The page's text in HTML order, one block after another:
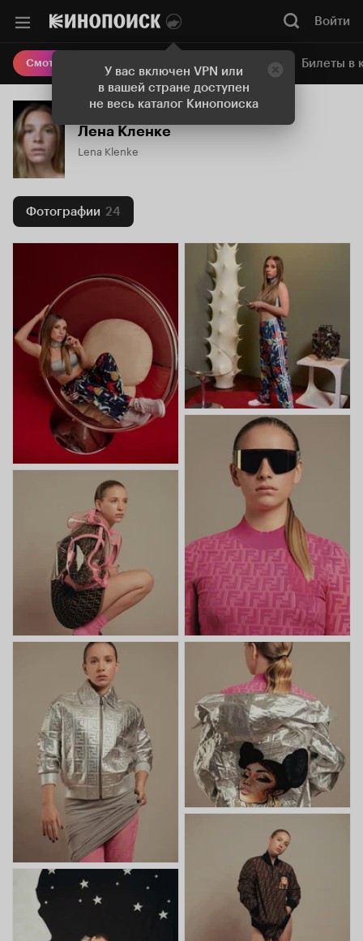
У вас включен VPN или
в вашей стране доступен
не весь каталог Кинопоиска
Войти
Смотреть кино Онлайн-кинотеатр Билеты в
Лена Кленке
Lena Klenke
Фотографии 24